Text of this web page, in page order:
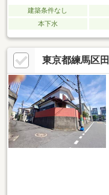
建築条件なし
本下水
東京都練馬区